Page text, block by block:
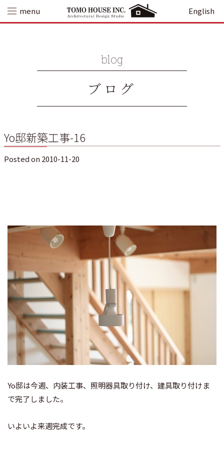
content
menu English
blog
ブログ
Yo邸新築工事-16
Posted on 2010-11-20
Yo邸は今週、内装工事、照明器具取り付け、建具取り付けま
で完了しました。
いよいよ来週完成です。